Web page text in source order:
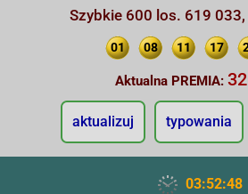
Szybkie 600 los. 619
01 08 11 17
Aktualna PREMIA:
aktualizuj typowania
03:52:49